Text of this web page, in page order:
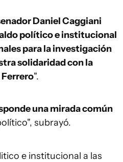
Daniel Caggiani
político e institucional
para la investigación
solidaridad con la
".
una mirada común
subrayó.
e institucional a las